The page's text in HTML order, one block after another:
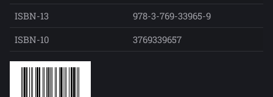
ISBN-13
978-3-769-33965-9
ISBN-10
3769339657